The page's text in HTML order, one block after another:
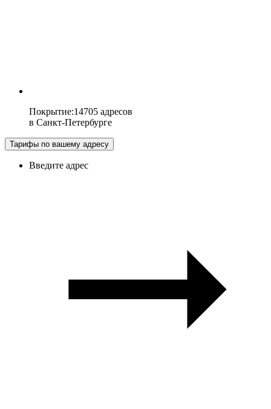
Покрытие:14705 адресов
в Санкт-Петербурге
Тарифы по вашему адресу
Введите адрес